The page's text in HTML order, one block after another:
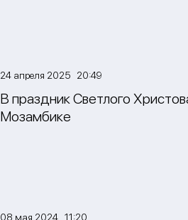
24 апреля 2025 20:49
В праздник Светлого
Мозамбике
08 мая 2024 11:20